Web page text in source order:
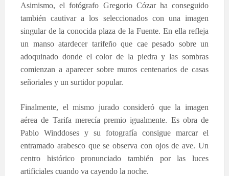
Asimismo, el fotógrafo Gregorio Cózar ha conseguido
también cautivar a los seleccionados con una imagen
singular de la conocida plaza de la Fuente. En ella refleja
un manso atardecer tarifeño que cae pesado sobre un
adoquinado donde el color de la piedra y las sombras
comienzan a aparecer sobre muros centenarios de casas
señoriales y un surtidor popular.
Finalmente, el mismo jurado consideró que la imagen
aérea de Tarifa merecía premio igualmente. Es obra de
Pablo Winddoses y su fotografía consigue marcar el
entramado arabesco que se observa con ojos de ave. Un
centro histórico pronunciado también por las luces
artificiales cuando va cayendo la noche.